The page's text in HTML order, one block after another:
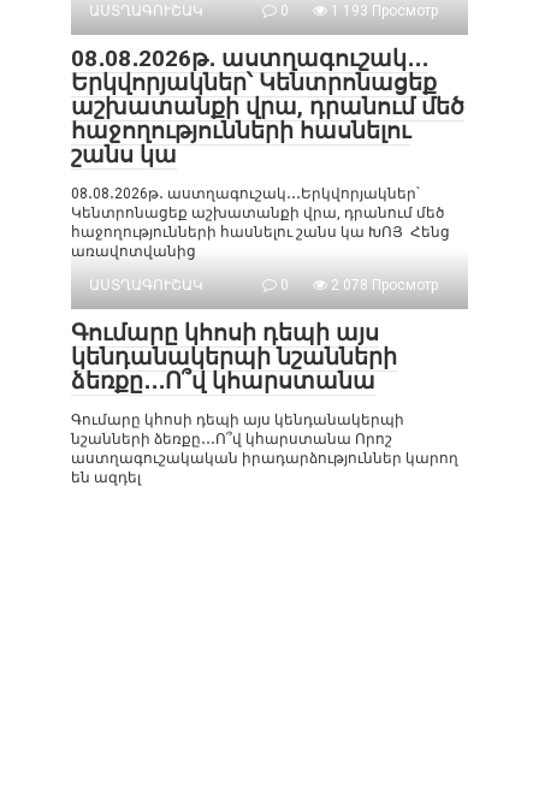
ԱՍՏՂԱԳՈՒՇԱԿ
0 1 193 Просмотр
08․08․2026թ․ աստղագուշակ․․․
Երկվորյակներ՝ Կենտրոնացեք
աշխատանքի վրա, դրանում մեծ
հաջողությունների հասնելու
շանս կա
08․08․2026թ․ աստղագուշակ․․․Երկվորյակներ՝
Կենտրոնացեք աշխատանքի վրա, դրանում մեծ
հաջողությունների հասնելու շանս կա ԽՈՅ Հենց
առավոտվանից
ԱՍՏՂԱԳՈՒՇԱԿ
0 2 078 Просмотр
Գումարը կհոսի դեպի այս
կենդանակերպի նշանների
ձեռքը․․․Ո՞վ կհարստանա
Գումարը կհոսի դեպի այս կենդանակերպի
նշանների ձեռքը․․․Ո՞վ կհարստանա Որոշ
աստղագուշակական իրադարձություններ կարող
են ազդել